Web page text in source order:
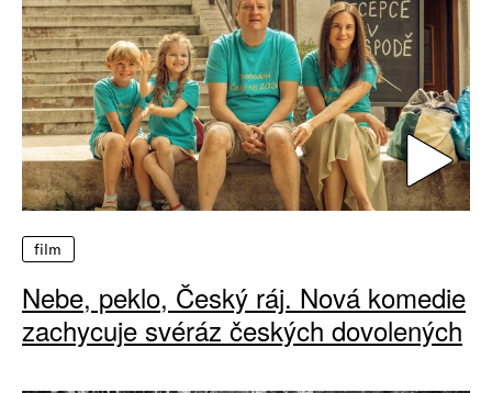
film
Nebe, peklo, Český ráj. Nová komedie
zachycuje svéráz českých dovolených